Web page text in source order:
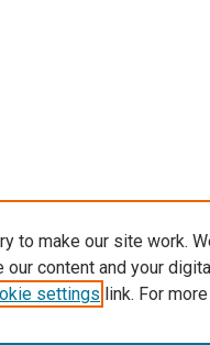
to make our site work.
content and your
settings link. For